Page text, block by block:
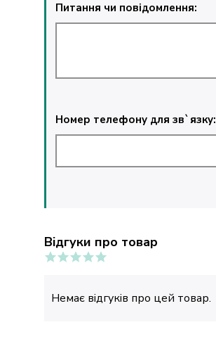
Питання чи повідомлення:
Номер телефону для зв`язку:
Відгуки про товар
Немає відгуків про цей товар.